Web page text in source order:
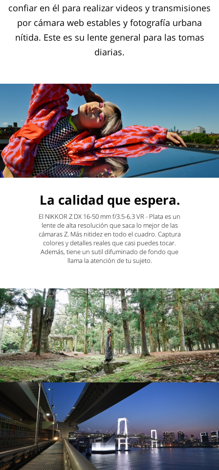
confiar en él para realizar videos y transmisiones
por cámara web estables y fotografía urbana
nítida. Este es su lente general para las tomas
diarias.
La calidad que espera.
El NIKKOR Z DX 16-50 mm f/3.5-6.3 VR - Plata es un
lente de alta resolución que saca lo mejor de las
cámaras Z. Más nitidez en todo el cuadro. Captura
colores y detalles reales que casi puedes tocar.
Además, tiene un sutil difuminado de fondo que
llama la atención de tu sujeto.